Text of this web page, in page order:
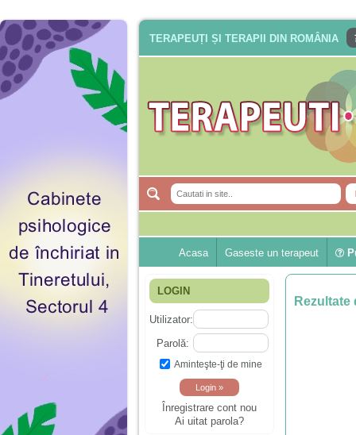
TERAPEUȚI ȘI TERAPII DIN ROMÂNIA
Acasa Gaseste un terapeut
LOGIN
Utilizator:
Parolă:
Aminteşte-ţi de mine
Înregistrare cont nou
Ai uitat parola?
Rezultate